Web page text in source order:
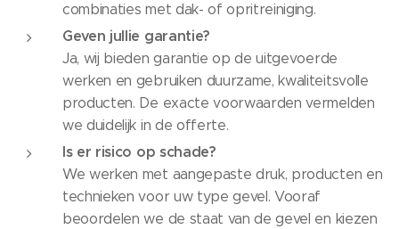
combinaties met dak- of opritreiniging.
Geven jullie garantie?
Ja, wij bieden garantie op de uitgevoerde
werken en gebruiken duurzame, kwaliteitsvolle
producten. De exacte voorwaarden vermelden
we duidelijk in de offerte.
Is er risico op schade?
We werken met aangepaste druk, producten en
technieken voor uw type gevel. Vooraf
beoordelen we de staat van de gevel en kiezen